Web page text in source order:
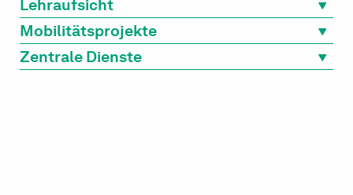
Lehraufsicht
Mobilitätsprojekte
Zentrale Dienste